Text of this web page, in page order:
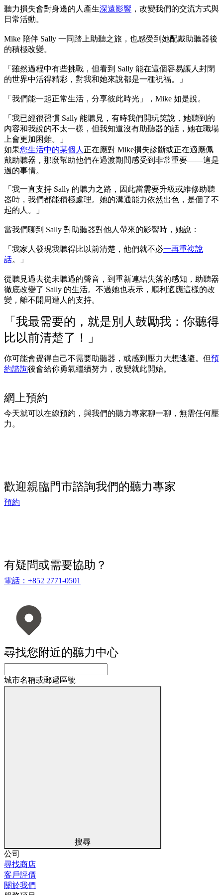
聽力損失會對身邊的人產生深遠影響 ，改變我們的交流方式與
日常活動。
Mike 陪伴 Sally 一同踏上助聽之旅，也感受到她配戴助聽器後
的積極改變。
「雖然過程中有些挑戰，但看到 Sally 能在這個容易讓人封閉
的世界中活得精彩，對我和她來說都是一種祝福。」
「我們能一起正常生活，分享彼此時光」，Mike 如是說。
「我已經很習慣 Sally 能聽見，有時我們開玩笑說，她聽到的
內容和我說的不太一樣，但我知道沒有助聽器的話，她在職場
上會更加困難。」
如果您生活中的某個人 正在應對 Mike損失診斷或正在適應佩
戴助聽器，那麼幫助他們在過渡期間感受到非常重要——這是
過的事情。
「我一直支持 Sally 的聽力之路，因此當需要升級或維修助聽
器時，我們都能積極處理。她的溝通能力依然出色，是個了不
起的人。」
當我們聊到 Sally 對助聽器對他人帶來的影響時，她說：
「我家人發現我聽得比以前清楚，他們就不必一再重複說
話。」
從聽見過去從未聽過的聲音，到重新連結失落的感知，助聽器
徹底改變了 Sally 的生活。不過她也表示，順利適應這樣的改
變，離不開周遭人的支持。
「我最需要的，就是別人鼓勵我：你聽得
比以前清楚了！」
你可能會覺得自己不需要助聽器，或感到壓力大想逃避。但預
約諮詢後會給你勇氣繼續努力，改變就此開始。
網上預約
今天就可以在線預約，與我們的聽力專家聊一聊，無需任何壓
力。
歡迎親臨門市諮詢我們的聽力專家
預約
有疑問或需要協助？
電話：+852 2771-0501
尋找您附近的聽力中心
城市名稱或郵遞區號
搜尋
公司
尋找商店
客戶評價
關於我們